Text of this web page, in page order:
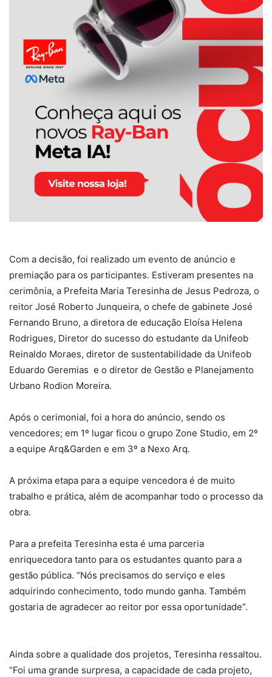
Com a decisão, foi realizado um evento de anúncio e
premiação para os participantes. Estiveram presentes na
cerimônia, a Prefeita Maria Teresinha de Jesus Pedroza, o
reitor José Roberto Junqueira, o chefe de gabinete José
Fernando Bruno, a diretora de educação Eloísa Helena
Rodrigues, Diretor do sucesso do estudante da Unifeob
Reinaldo Moraes, diretor de sustentabilidade da Unifeob
Eduardo Geremias e o diretor de Gestão e Planejamento
Urbano Rodion Moreira.
Após o cerimonial, foi a hora do anúncio, sendo os
vencedores; em 1º lugar ficou o grupo Zone Studio, em 2º
a equipe Arq&Garden e em 3º a Nexo Arq.
A próxima etapa para a equipe vencedora é de muito
trabalho e prática, além de acompanhar todo o processo da
obra.
Para a prefeita Teresinha esta é uma parceria
enriquecedora tanto para os estudantes quanto para a
gestão pública. “Nós precisamos do serviço e eles
adquirindo conhecimento, todo mundo ganha. Também
gostaria de agradecer ao reitor por essa oportunidade”.
Ainda sobre a qualidade dos projetos, Teresinha ressaltou.
“Foi uma grande surpresa, a capacidade de cada projeto,